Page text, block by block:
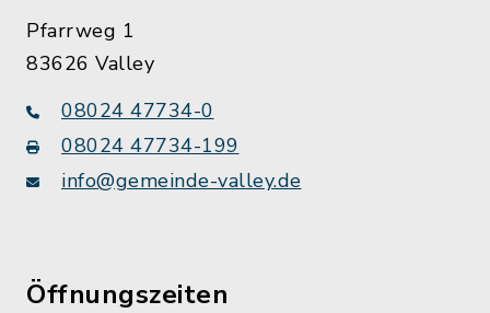
Pfarrweg 1
83626 Valley
08024 47734-0
08024 47734-199
info@gemeinde-valley.de
Öffnungszeiten